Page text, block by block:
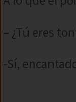
– ¿Tú eres
-Sí,